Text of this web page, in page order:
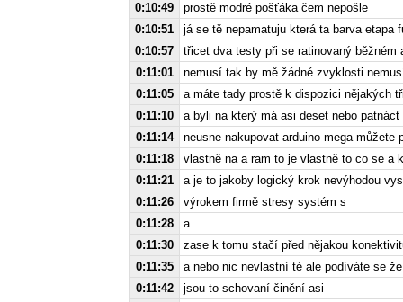
0:10:49
prostě modré pošťáka čem nepošle
0:10:51
já se tě nepamatuju která ta barva etapa
0:10:57
třicet dva testy při se ratinovaný běžném
0:11:01
nemusí tak by mě žádné zvyklosti
0:11:05
a máte tady prostě k dispozici nějakých
0:11:10
a byli na který má asi deset nebo patnáct
0:11:14
neusne nakupovat arduino mega můžete
0:11:18
vlastně na a ram to je vlastně to co se a
0:11:21
a je to jakoby logický krok nevýhodou
0:11:26
výrokem firmě stresy systém s
0:11:28
a
0:11:30
zase k tomu stačí před nějakou
0:11:35
a nebo nic nevlastní té ale podíváte se
0:11:42
jsou to schovaní činění asi